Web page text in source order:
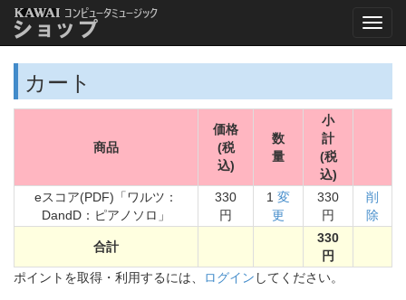
カート
商品
価格
(税
込)
数
量
小
計
(税
込)
eスコア(PDF)「ワルツ：
DandD：ピアノソロ」
330
円
1 変
更
330
円
削
除
合計
330
円
ポイントを取得・利用するには、 ログイン してください。